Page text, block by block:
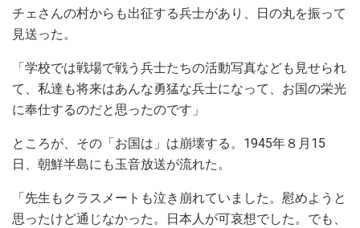
チェさんの村からも出征する兵士があり、日の丸を振って
見送った。
「学校では戦場で戦う兵士たちの活動写真なども見せられ
て、私達も将来はあんな勇猛な兵士になって、お国の栄光
に奉仕するのだと思ったのです」
ところが、その「お国は」は崩壊する。1945年８月15
日、朝鮮半島にも玉音放送が流れた。
「先生もクラスメートも泣き崩れていました。慰めようと
思ったけど通じなかった。日本人が可哀想でした。でも、